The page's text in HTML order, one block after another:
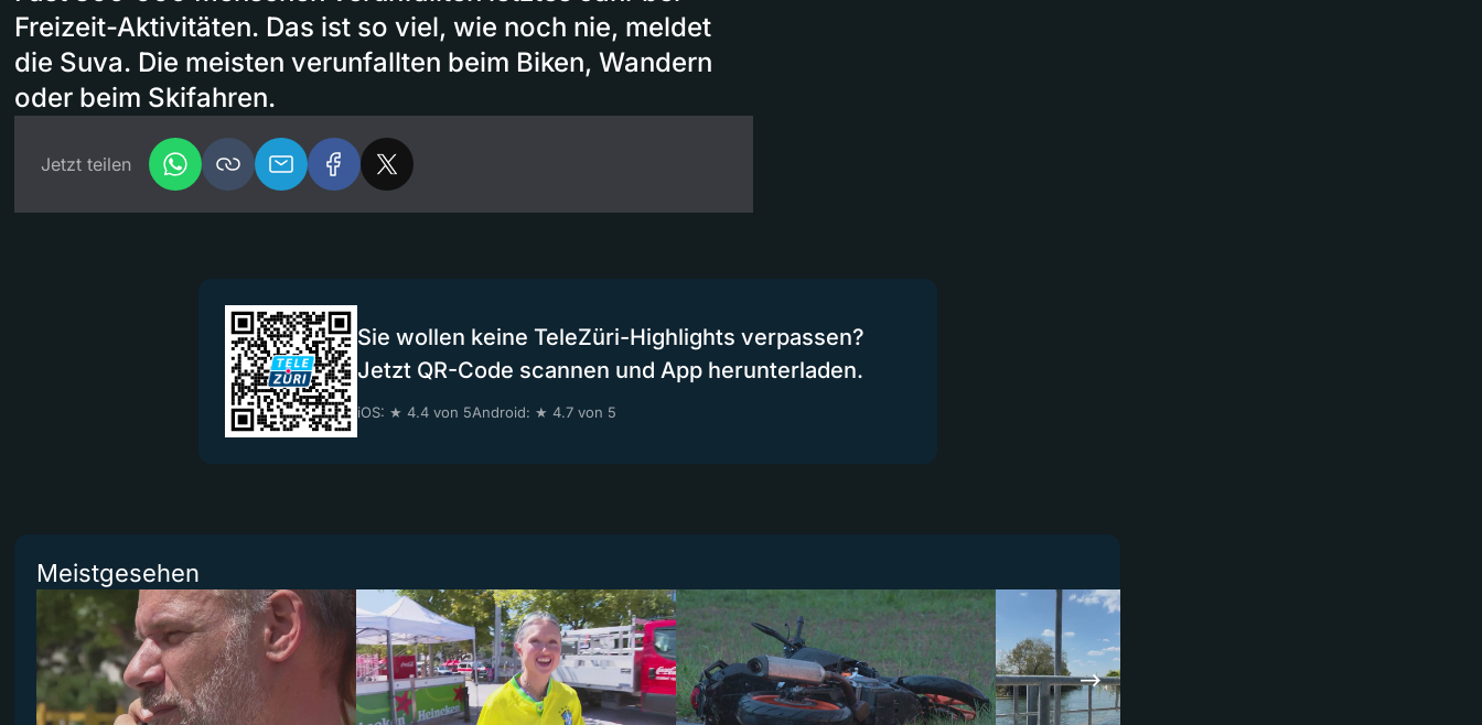
Freizeit-Aktivitäten. Das ist so viel, wie noch nie, meldet
die Suva. Die meisten verunfallten beim Biken, Wandern
oder beim Skifahren.
Jetzt teilen
Sie wollen keine TeleZüri-Highlights verpassen?
Jetzt QR-Code scannen und App herunterladen.
iOS: ★ 4.4 von 5Android: ★ 4.7 von 5
Meistgesehen